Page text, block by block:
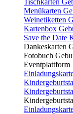
Tischkarten
Menükarten
Weinetiketten
Kartenbox
Save the Date
Dankeskarten
Fotobuch
Eventplattform